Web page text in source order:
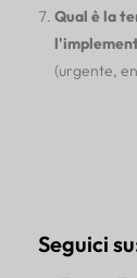
Qual è la
(urgente,
Seguici